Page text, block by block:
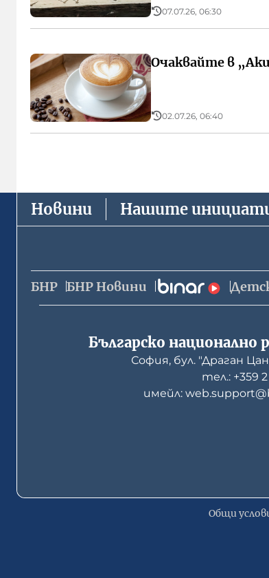
07.07.26, 06:30
Очаквайте в
02.07.26, 06:40
Новини Нашите
БНР БНР Новини
Българско национално
София, бул. "Драган
тел.: +359 2
имейл:
Общи